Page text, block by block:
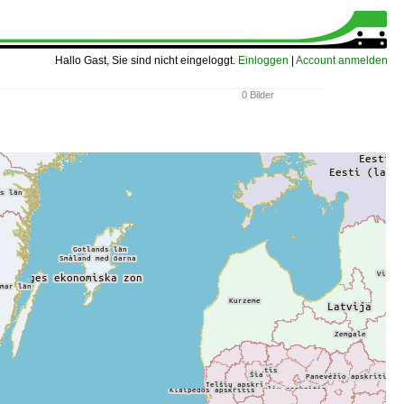
Hallo Gast, Sie sind nicht eingeloggt. Einloggen Account anmelden
0 Bilder